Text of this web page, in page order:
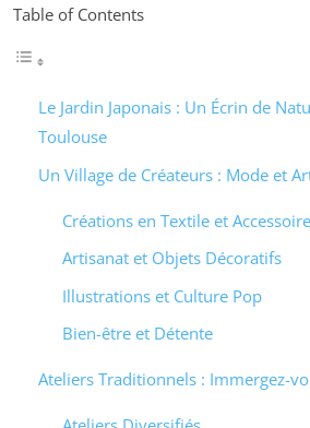
Table of Contents
Le Jardin Japonais : Un Écrin de
Toulouse
Un Village de Créateurs : Mode et
Créations en Textile et
Artisanat et Objets Décoratifs
Illustrations et Culture Pop
Bien-être et Détente
Ateliers Traditionnels : Immergez-